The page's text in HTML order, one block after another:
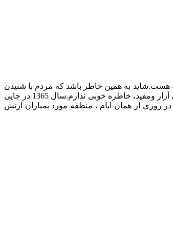
هست.شاید به همین خاطر باشد که مردم با شنیدن
صدای او منتظر حادثه ایی ناگوار هستند.غالب مردم صدای جغد را شوم تلقی میکنند.اعتقادی به خرافات ندارم ولی شخصا از شنیدن صدای این پرنده زیبا و بی آزار ومفید، خاطره خوبی ندارم.سال 1365 در جایی
از همان ایام ، منطقه مورد بمباران ارتش